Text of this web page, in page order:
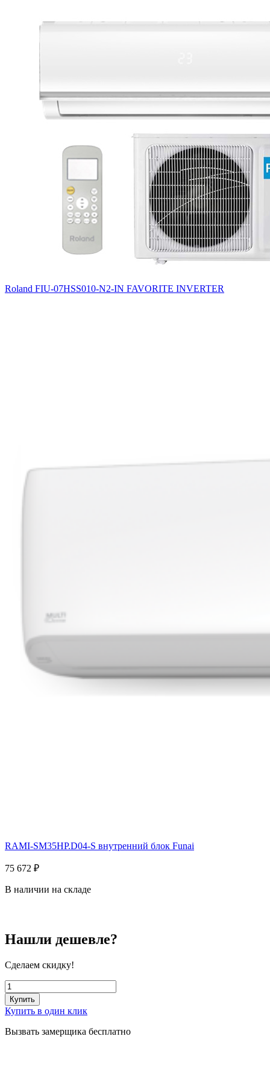
Roland FIU-07HSS010-N2-IN FAVORITE INVERTER
RAMI-SM35HP.D04-S внутренний блок Funai
75 672 ₽
В наличии на складе
Нашли дешевле?
Сделаем скидку!
Купить
Купить в один клик
Вызвать замерщика бесплатно